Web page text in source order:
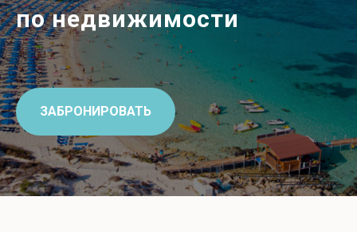
по недвижимости
ЗАБРОНИРОВАТЬ